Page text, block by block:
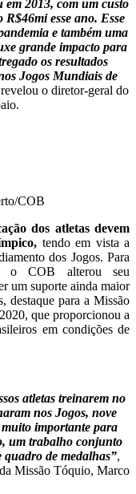
em 2013, com um custo
esse ano. Esse
e também uma
grande impacto para
os resultados
Jogos Mundiais de
o diretor-geral do
COB
dos atletas devem
tendo em vista a
dos Jogos. Para
o COB alterou seu
um suporte ainda maior
destaque para a Missão
que proporcionou a
em condições de
atletas treinarem no
nos Jogos, nove
importante para
um trabalho conjunto
quadro de medalhas”,
Missão Tóquio, Marco